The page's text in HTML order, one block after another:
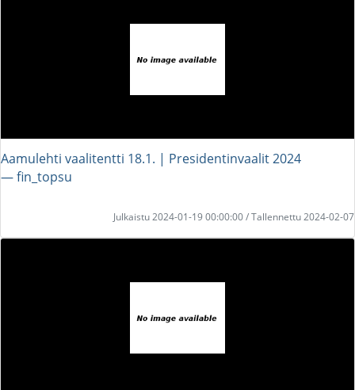
Aamulehti vaalitentti 18.1. | Presidentinvaalit 2024
― fin_topsu
Julkaistu 2024-01-19 00:00:00 / Tallennettu 2024-02-07